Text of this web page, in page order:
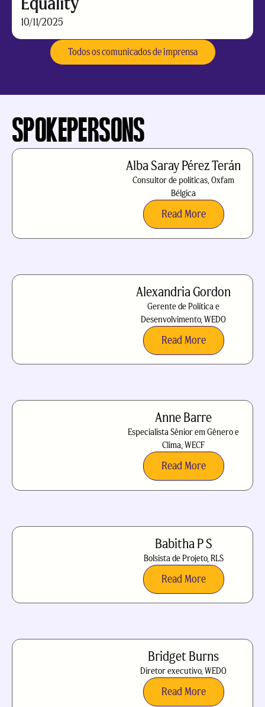
10/11/2025
Todos os comunicados de imprensa
SPOKEPERSONS
Alba Saray Pérez Terán
Consultor de políticas, Oxfam
Bélgica
Read More
Alexandria Gordon
Gerente de Política e
Desenvolvimento, WEDO
Read More
Anne Barre
Especialista Sênior em Gênero e
Clima, WECF
Read More
Babitha P S
Bolsista de Projeto, RLS
Read More
Bridget Burns
Diretor executivo, WEDO
Read More